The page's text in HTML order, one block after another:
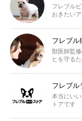
フレブル
おきたい
フレブル
獣医師監
ヒを守る
フレブル
本当にい
トアです